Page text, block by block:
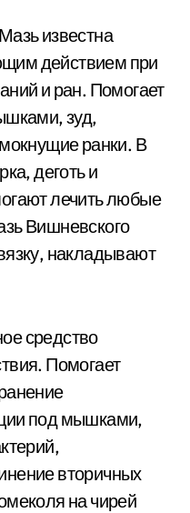
известна
действием при
и ран. Помогает
зуд,
ранки. В
деготь и
лечить любые
Вишневского
накладывают
средство
Помогает
под мышками,
вторичных
на чирей